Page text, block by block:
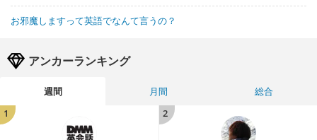
お邪魔しますって英語でなんて言うの？
アンカーランキング
週間 月間
総合
1
2